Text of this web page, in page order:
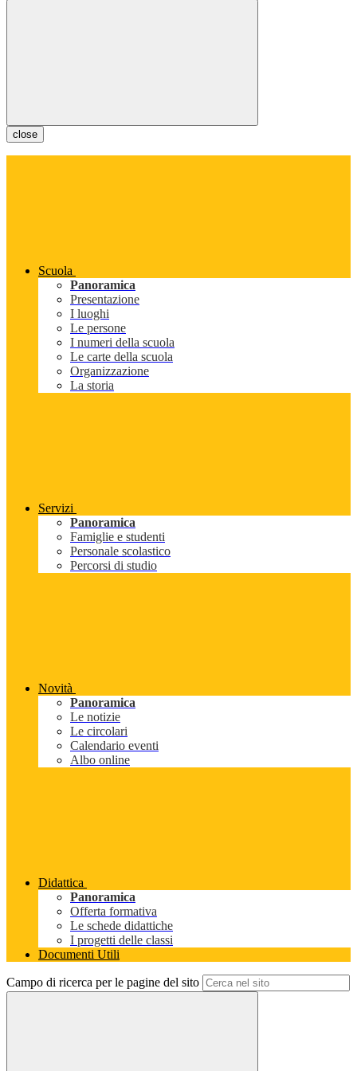
close
Scuola
Panoramica
Presentazione
I luoghi
Le persone
I numeri della scuola
Le carte della scuola
Organizzazione
La storia
Servizi
Panoramica
Famiglie e studenti
Personale scolastico
Percorsi di studio
Novità
Panoramica
Le notizie
Le circolari
Calendario eventi
Albo online
Didattica
Panoramica
Offerta formativa
Le schede didattiche
I progetti delle classi
Documenti Utili
Campo di ricerca per le pagine del sito